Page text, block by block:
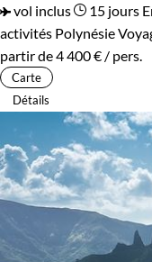
vol inclus
15 jours
activités Polynésie
partir de4 400 € / pers.
Carte
Détails